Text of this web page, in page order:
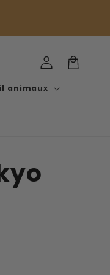
animaux
ConnexionPanier